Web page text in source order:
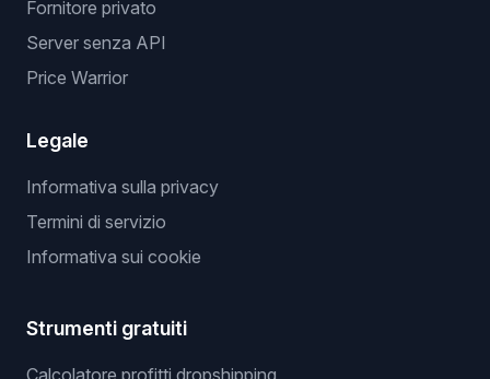
Fornitore privato
Server senza API
Price Warrior
Legale
Informativa sulla privacy
Termini di servizio
Informativa sui cookie
Strumenti gratuiti
Calcolatore profitti dropshipping